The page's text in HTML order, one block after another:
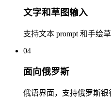
文字和草图输入
支持文本 prompt 和手绘
04
面向俄罗斯
俄语界面，支持俄罗斯银